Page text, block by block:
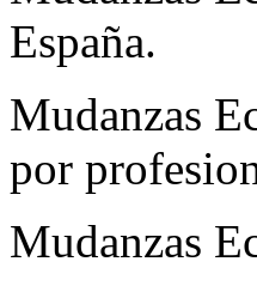
España.
Mudanzas
por
Mudanzas